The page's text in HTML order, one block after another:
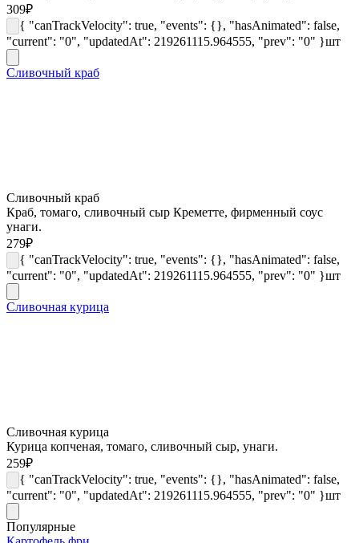
309₽
{ "canTrackVelocity": true, "events": {}, "hasAnimated": false,
"current": "0", "updatedAt": 219261115.964555, "prev": "0" }шт
Сливочный краб
Сливочный краб
Краб, томаго, сливочный сыр Креметте, фирменный соус
унаги.
279₽
{ "canTrackVelocity": true, "events": {}, "hasAnimated": false,
"current": "0", "updatedAt": 219261115.964555, "prev": "0" }шт
Сливочная курица
Сливочная курица
Курица копченая, томаго, сливочный сыр, унаги.
259₽
{ "canTrackVelocity": true, "events": {}, "hasAnimated": false,
"current": "0", "updatedAt": 219261115.964555, "prev": "0" }шт
Популярные